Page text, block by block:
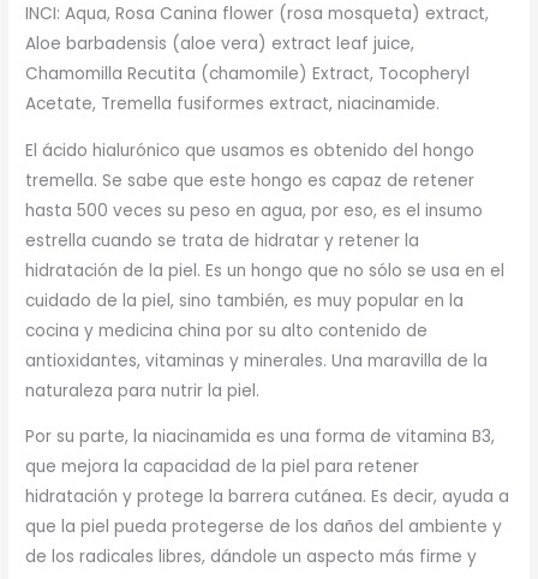
INCI: Aqua, Rosa Canina flower (rosa mosqueta) extract,
Aloe barbadensis (aloe vera) extract leaf juice,
Chamomilla Recutita (chamomile) Extract, Tocopheryl
Acetate, Tremella fusiformes extract, niacinamide.
El ácido hialurónico que usamos es obtenido del hongo
tremella. Se sabe que este hongo es capaz de retener
hasta 500 veces su peso en agua, por eso, es el insumo
estrella cuando se trata de hidratar y retener la
hidratación de la piel. Es un hongo que no sólo se usa en el
cuidado de la piel, sino también, es muy popular en la
cocina y medicina china por su alto contenido de
antioxidantes, vitaminas y minerales. Una maravilla de la
naturaleza para nutrir la piel.
Por su parte, la niacinamida es una forma de vitamina B3,
que mejora la capacidad de la piel para retener
hidratación y protege la barrera cutánea. Es decir, ayuda a
que la piel pueda protegerse de los daños del ambiente y
de los radicales libres, dándole un aspecto más firme y